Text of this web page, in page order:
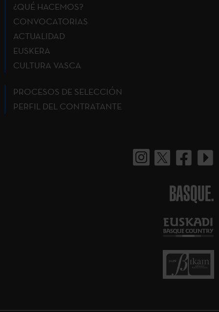
¿QUÉ HACEMOS?
CONVOCATORIAS
ACTUALIDAD
EUSKERA
CULTURA VASCA
PROCESOS DE SELECCIÓN
PERFIL DEL CONTRATANTE
BASQUE.